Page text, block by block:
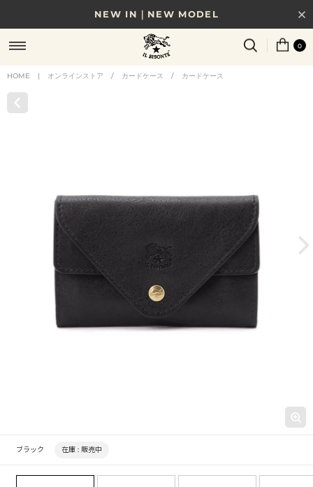
NEW IN｜NEW MODEL
8/17(月)10時まで｜税込11,000円以上で送料無料
贈る相手やシーンから選べる、新しいギフトガイド
0
HOME | オンラインストア / カードケース / カードケース
ブラック 在庫 : 販売中